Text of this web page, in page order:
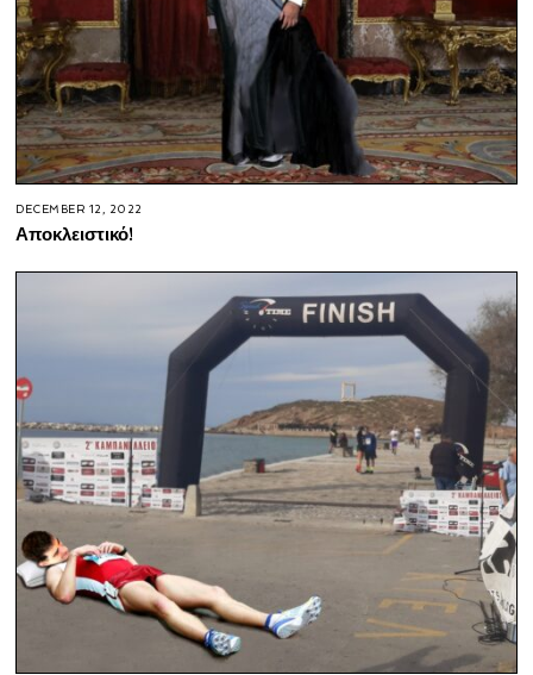
DECEMBER 12, 2022
Αποκλειστικό!